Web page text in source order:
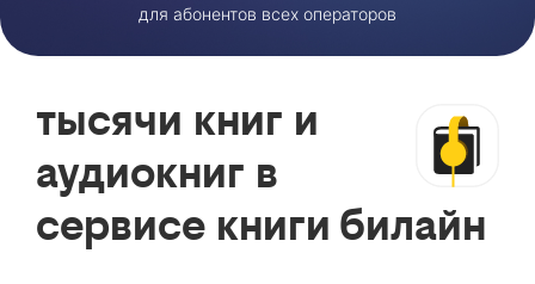
для абонентов всех операторов
тысячи книг и
аудиокниг в
сервисе книги билайн